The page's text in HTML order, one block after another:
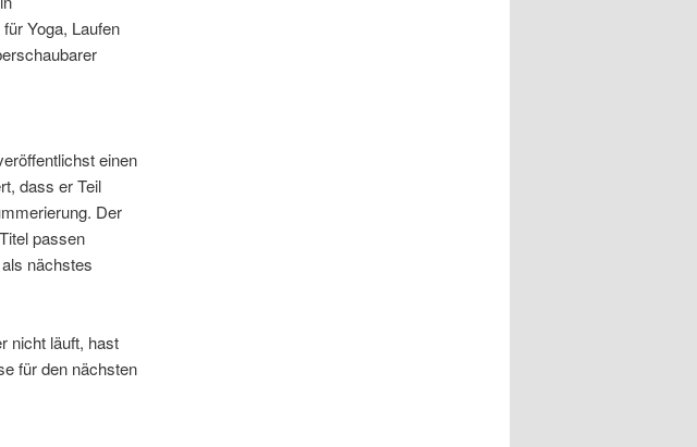
Yoga, Laufen
einen
dass er Teil
Der
passen
nächstes
nicht läuft, hast
für den nächsten